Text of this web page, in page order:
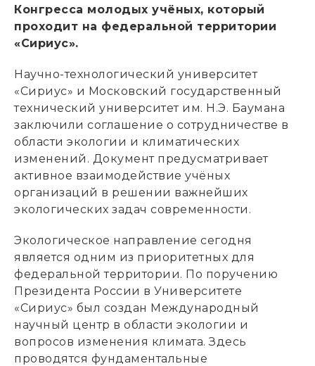
Конгресса молодых учёных, который
проходит на федеральной территории
«Сириус».
Научно-технологический университет
«Сириус» и Московский государственный
технический университет им. Н.Э. Баумана
заключили соглашение о сотрудничестве в
области экологии и климатических
изменений. Документ предусматривает
активное взаимодействие учёных
организаций в решении важнейших
экологических задач современности.
Экологическое направление сегодня
является одним из приоритетных для
федеральной территории. По поручению
Президента России в Университете
«Сириус» был создан Международный
научный центр в области экологии и
вопросов изменения климата. Здесь
проводятся фундаментальные